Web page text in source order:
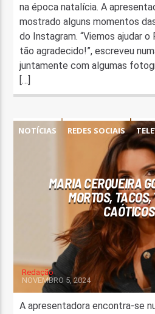
na época natalícia. A
mostrado alguns momentos
do Instagram. “Viemos ajudar
tão agradecido!”, escreveu
juntamente com algumas
[…]
NOTÍCIAS REDES SOCIAIS
MARIA CERQUEIRA
MORTOS,
Redação
NOVEMBRO 5, 2024
A apresentadora encontra-se